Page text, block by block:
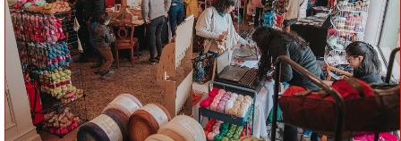
Deportes
Tecnología
Sostenibilidad